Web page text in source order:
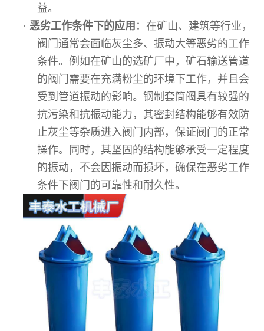
益。
· 恶劣工作条件下的应用 ：在矿山、建筑等行业，
阀门通常会面临灰尘多、振动大等恶劣的工作
条件。例如在矿山的选矿厂中，矿石输送管道
的阀门需要在充满粉尘的环境下工作，并且会
受到管道振动的影响。钢制套筒阀具有较强的
抗污染和抗振动能力，其密封结构能够有效防
止灰尘等杂质进入阀门内部，保证阀门的正常
操作。同时，其坚固的结构能够承受一定程度
的振动，不会因振动而损坏，确保在恶劣工作
条件下阀门的可靠性和耐久性。